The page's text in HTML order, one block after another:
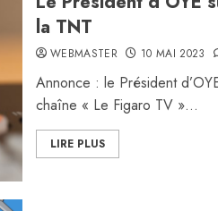
la TNT
WEBMASTER 10 MAI 2023
Annonce : le Président
chaîne « Le Figaro TV »...
LIRE PLUS